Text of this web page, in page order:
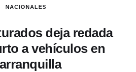
NACIONALES
deja redada
a vehículos en